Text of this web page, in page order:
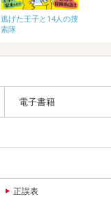
逃げた王子と14人の捜
索隊
電子書籍
正誤表